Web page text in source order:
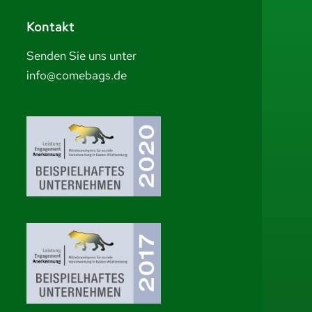
Kontakt
Senden Sie uns unter
info@comebags.de